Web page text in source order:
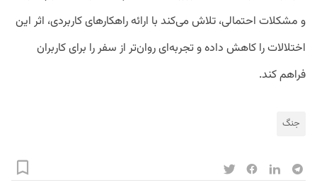
و مشکلات احتمالی، تلاش می‌کند با ارائه راهکارهای کاربردی، اثر این
اختلالات را کاهش داده و تجربه‌ای روان‌تر از سفر را برای کاربران
فراهم کند.
جنگ